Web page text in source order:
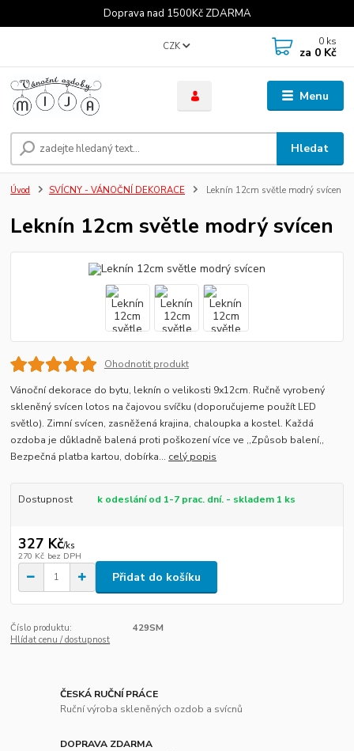
Doprava nad 1500Kč ZDARMA
Menu
CZK
Hledat
0 ks
za 0 Kč
Úvod SVÍCNY - VÁNOČNÍ DEKORACE Leknín 12cm světle modrý svícen
Leknín 12cm světle modrý svícen
Ohodnotit produkt
Vánoční dekorace do bytu, leknín o velikosti 9x12cm. Ručně vyrobený
skleněný svícen lotos na čajovou svíčku (doporučujeme použít LED
světlo). Zimní svícen, zasněžená krajina, chaloupka a kostel. Každá
ozdoba je důkladně balená proti poškození více ve ,,Způsob balení,,
Bezpečná platba kartou, dobírka... celý popis
Dostupnost k odeslání od 1-7 prac. dní. - skladem 1 ks
327 Kč/ks
270 Kč bez DPH
Přidat do košíku
Číslo produktu:
429SM
Hlídat cenu / dostupnost
ČESKÁ RUČNÍ PRÁCE
Ruční výroba skleněných ozdob a svícnů
DOPRAVA ZDARMA